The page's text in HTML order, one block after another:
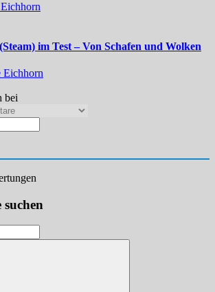
im Test – Von Schafen und Wolken
Eichhorn
bei